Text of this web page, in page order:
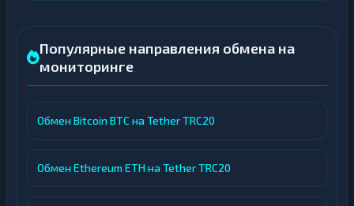
Популярные направления обмена на
мониторинге
Обмен Bitcoin BTC на Tether TRC20
Обмен Ethereum ETH на Tether TRC20